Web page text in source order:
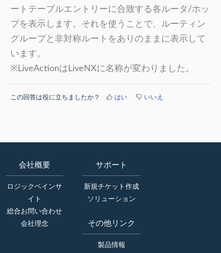
ートテーブルエントリーに合致する各ルータ/ホッ
プを表示します。それを使うことで、ルーティン
グループと非対称ルートをありのままに表示して
います。
※LiveActionはLiveNXに名称が変わりました。
この回答は役に立ちましたか？ はい いいえ
会社概要
ロジックベインサ
イト
総合お問い合わせ
会社理念
サポート
新規チケット作成
ソリューション
その他リンク
製品情報